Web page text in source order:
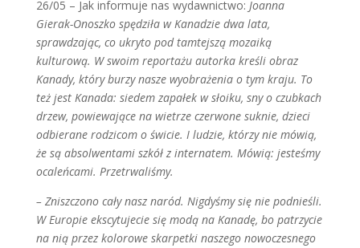
26/05 – Jak informuje nas wydawnictwo: Joanna
Gierak-Onoszko spędziła w Kanadzie dwa lata,
sprawdzając, co ukryto pod tamtejszą mozaiką
kulturową. W swoim reportażu autorka kreśli obraz
Kanady, który burzy nasze wyobrażenia o tym kraju. To
też jest Kanada: siedem zapałek w słoiku, sny o czubkach
drzew, powiewające na wietrze czerwone suknie, dzieci
odbierane rodzicom o świcie. I ludzie, którzy nie mówią,
że są absolwentami szkół z internatem. Mówią: jesteśmy
ocaleńcami. Przetrwaliśmy.
– Zniszczono cały nasz naród. Nigdyśmy się nie podnieśli.
W Europie ekscytujecie się modą na Kanadę, bo patrzycie
na nią przez kolorowe skarpetki naszego nowoczesnego